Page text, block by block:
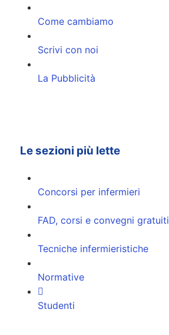
Come cambiamo
Scrivi con noi
La Pubblicità
Le sezioni più lette
Concorsi per infermieri
FAD, corsi e convegni gratuiti
Tecniche infermieristiche
Normative
Studenti